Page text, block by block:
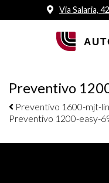
Via Salaria,
Preventivo
Navigazione
Preventivo 1600-mjt-
Preventivo 1200-easy-